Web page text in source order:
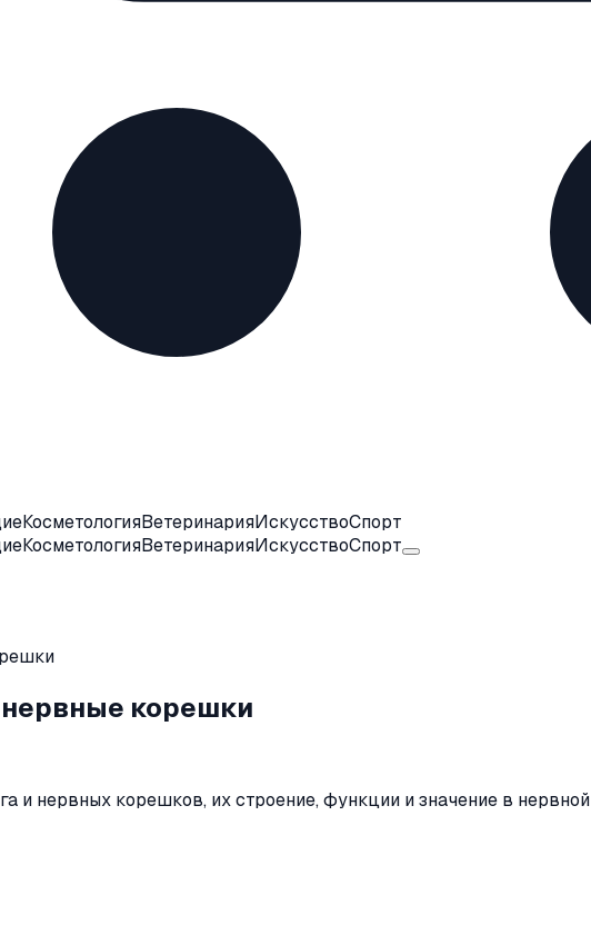
КосметологияВетеринарияИскусствоСпорт
КосметологияВетеринарияИскусствоСпорт
нервные корешки
и нервных корешков, их строение, функции и значение в